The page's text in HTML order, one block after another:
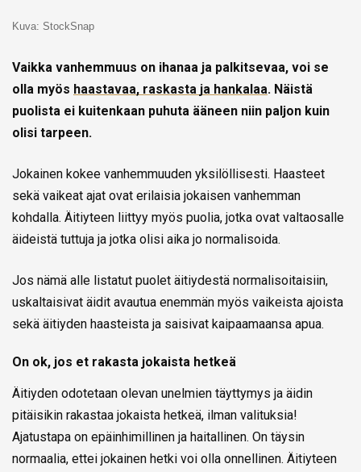
Kuva: StockSnap
Vaikka vanhemmuus on ihanaa ja palkitsevaa, voi se
olla myös haastavaa, raskasta ja hankalaa. Näistä
puolista ei kuitenkaan puhuta ääneen niin paljon kuin
olisi tarpeen.
Jokainen kokee vanhemmuuden yksilöllisesti. Haasteet
sekä vaikeat ajat ovat erilaisia jokaisen vanhemman
kohdalla. Äitiyteen liittyy myös puolia, jotka ovat valtaosalle
äideistä tuttuja ja jotka olisi aika jo normalisoida.
Jos nämä alle listatut puolet äitiydestä normalisoitaisiin,
uskaltaisivat äidit avautua enemmän myös vaikeista ajoista
sekä äitiyden haasteista ja saisivat kaipaamaansa apua.
On ok, jos et rakasta jokaista hetkeä
Äitiyden odotetaan olevan unelmien täyttymys ja äidin
pitäisikin rakastaa jokaista hetkeä, ilman valituksia!
Ajatustapa on epäinhimillinen ja haitallinen. On täysin
normaalia, ettei jokainen hetki voi olla onnellinen. Äitiyteen